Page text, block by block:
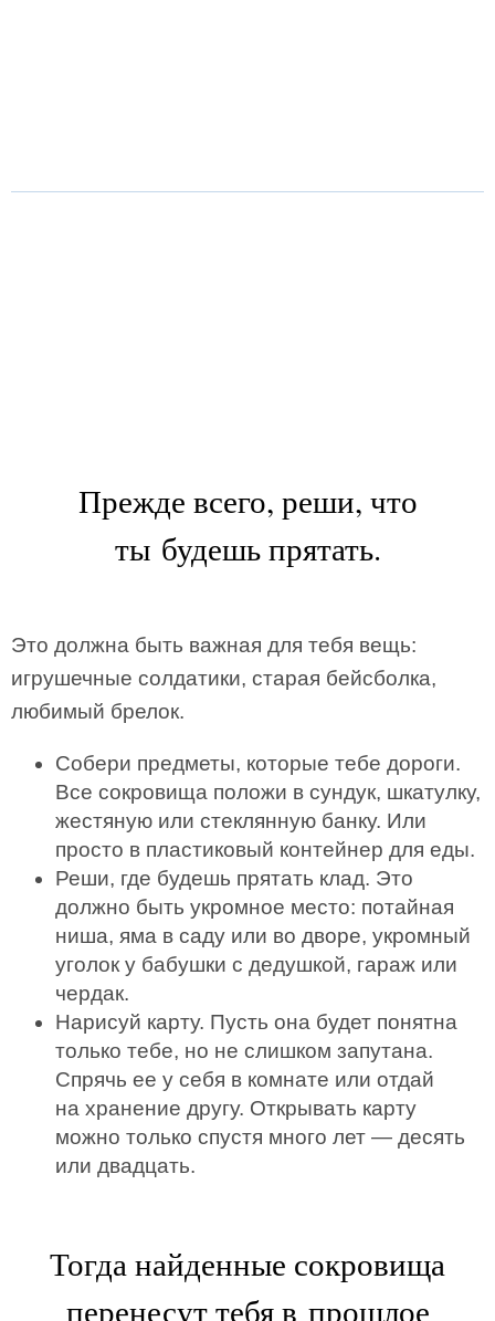
Прежде всего, реши, что
ты будешь прятать.
Это должна быть важная для тебя вещь:
игрушечные солдатики, старая бейсболка,
любимый брелок.
Собери предметы, которые тебе дороги.
Все сокровища положи в сундук, шкатулку,
жестяную или стеклянную банку. Или
просто в пластиковый контейнер для еды.
Реши, где будешь прятать клад. Это
должно быть укромное место: потайная
ниша, яма в саду или во дворе, укромный
уголок у бабушки с дедушкой, гараж или
чердак.
Нарисуй карту. Пусть она будет понятна
только тебе, но не слишком запутана.
Спрячь ее у себя в комнате или отдай
на хранение другу. Открывать карту
можно только спустя много лет — десять
или двадцать.
Тогда найденные сокровища
перенесут тебя в прошлое